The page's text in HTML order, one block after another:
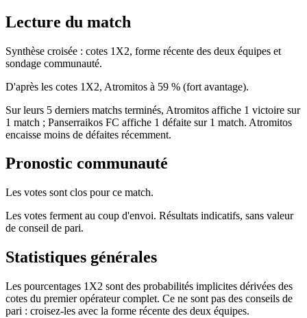
Lecture du match
Synthèse croisée : cotes 1X2, forme récente des deux équipes et
sondage communauté.
D'après les cotes 1X2, Atromitos à 59 % (fort avantage).
Sur leurs 5 derniers matchs terminés, Atromitos affiche 1 victoire sur
1 match ; Panserraikos FC affiche 1 défaite sur 1 match. Atromitos
encaisse moins de défaites récemment.
Pronostic communauté
Les votes sont clos pour ce match.
Les votes ferment au coup d'envoi. Résultats indicatifs, sans valeur
de conseil de pari.
Statistiques générales
Les pourcentages 1X2 sont des probabilités implicites dérivées des
cotes du premier opérateur complet. Ce ne sont pas des conseils de
pari : croisez-les avec la forme récente des deux équipes.